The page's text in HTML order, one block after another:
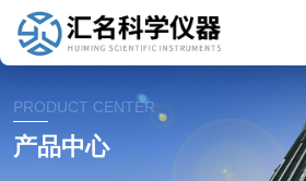
PRODUCT CENTER
产品中心